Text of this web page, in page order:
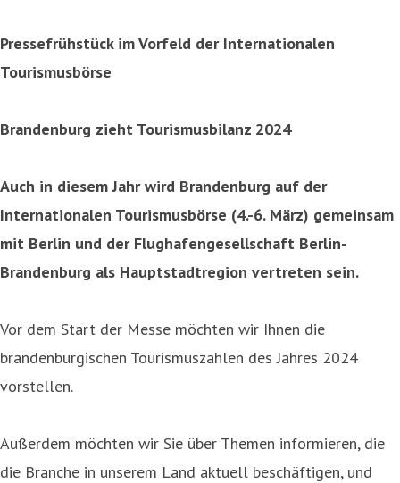
Pressefrühstück im Vorfeld der Internationalen
Tourismusbörse
Brandenburg zieht Tourismusbilanz 2024
Auch in diesem Jahr wird Brandenburg auf der
Internationalen Tourismusbörse (4.-6. März) gemeinsam
mit Berlin und der Flughafengesellschaft Berlin-
Brandenburg als Hauptstadtregion vertreten sein.
Vor dem Start der Messe möchten wir Ihnen die
brandenburgischen Tourismuszahlen des Jahres 2024
vorstellen.
Außerdem möchten wir Sie über Themen informieren, die
die Branche in unserem Land aktuell beschäftigen, und